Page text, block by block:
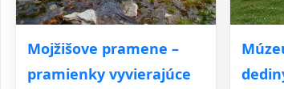
Mojžišove pramene –
pramienky vyvierajúce